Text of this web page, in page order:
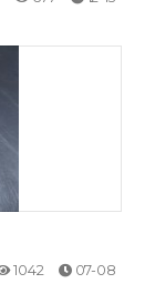
1042 07-08